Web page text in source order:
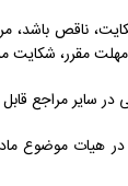
مقرر، شکایت
سایر مراجع